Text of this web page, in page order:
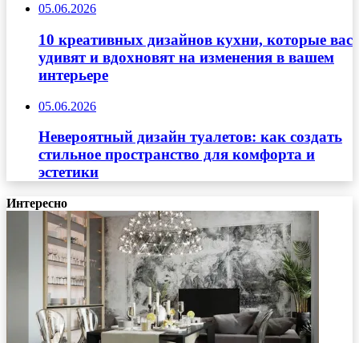
05.06.2026
10 креативных дизайнов кухни, которые вас
удивят и вдохновят на изменения в вашем
интерьере
05.06.2026
Невероятный дизайн туалетов: как создать
стильное пространство для комфорта и
эстетики
Интересно